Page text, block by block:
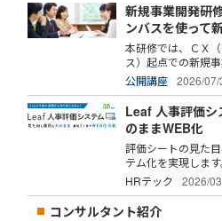
新規事業開発研
ンバスを使って
本研修では、ＣＸ
ス）起点での新規
公開講座
2026/
Leaf 人事評価シ
のままWEB化
評価シートの見た
テム化を実現します
HRテック
2026/
コンサルタント紹介